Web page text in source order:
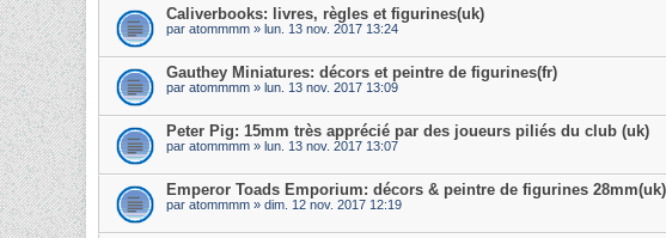
Caliverbooks: livres, règles et figurines(uk)
par atommmm » lun. 13 nov. 2017 13:24
Gauthey Miniatures: décors et peintre de figurines(fr)
par atommmm » lun. 13 nov. 2017 13:09
Peter Pig: 15mm très apprécié par des joueurs piliés du club (uk)
par atommmm » lun. 13 nov. 2017 13:07
Emperor Toads Emporium: décors & peintre de figurines 28mm(uk)
par atommmm » dim. 12 nov. 2017 12:19